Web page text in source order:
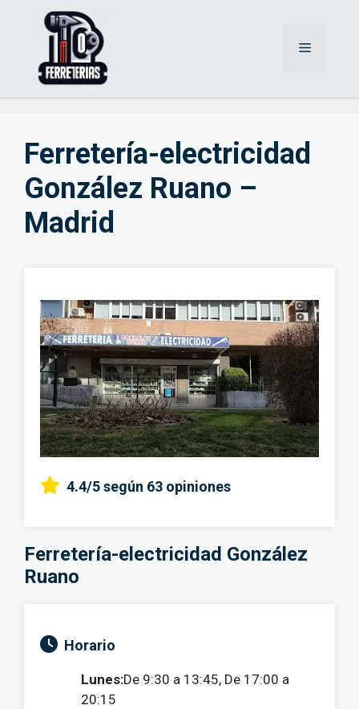
Menú
Ferretería-electricidad
González Ruano –
Madrid
4.4/5según 63 opiniones
Ferretería-electricidad González
Ruano
Horario
Lunes:De 9:30 a 13:45, De 17:00 a
20:15